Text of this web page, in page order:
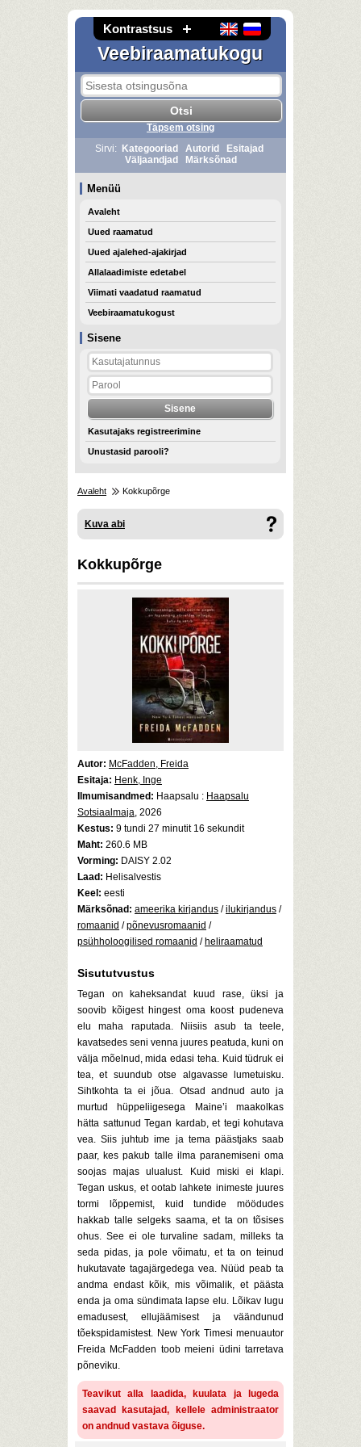
Kontrastsus
Veebiraamatukogu
Sisene
Kasutajaks registreerimine
Unustasid parooli?
Täpsem otsing
Sirvi:
Kategooriad Autorid
Esitajad
Väljaandjad
Märksõnad
Menüü
Avaleht
Uued raamatud
Uued ajalehed-ajakirjad
Allalaadimiste edetabel
Viimati vaadatud raamatud
Veebiraamatukogust
Avaleht Kokkupõrge
Kuva abi
Kokkupõrge
Autor: McFadden, Freida
Esitaja: Henk, Inge
Ilmumisandmed: Haapsalu : Haapsalu
Sotsiaalmaja, 2026
Kestus: 9 tundi 27 minutit 16 sekundit
Maht: 260.6 MB
Vorming: DAISY 2.02
Laad: Helisalvestis
Keel: eesti
Märksõnad: ameerika kirjandus /ilukirjandus /
romaanid /põnevusromaanid /
psühholoogilised romaanid / heliraamatud
Sisututvustus
Tegan on kaheksandat kuud rase, üksi ja
soovib kõigest hingest oma koost pudeneva
elu maha raputada. Niisiis asub ta teele,
kavatsedes seni venna juures peatuda, kuni on
välja mõelnud, mida edasi teha. Kuid tüdruk ei
tea, et suundub otse algavasse lumetuisku.
Sihtkohta ta ei jõua. Otsad andnud auto ja
murtud hüppeliigesega Maine’i maakolkas
hätta sattunud Tegan kardab, et tegi kohutava
vea. Siis juhtub ime ja tema päästjaks saab
paar, kes pakub talle ilma paranemiseni oma
soojas majas ulualust. Kuid miski ei klapi.
Tegan uskus, et ootab lahkete inimeste juures
tormi lõppemist, kuid tundide möödudes
hakkab talle selgeks saama, et ta on tõsises
ohus. See ei ole turvaline sadam, milleks ta
seda pidas, ja pole võimatu, et ta on teinud
hukutavate tagajärgedega vea. Nüüd peab ta
andma endast kõik, mis võimalik, et päästa
enda ja oma sündimata lapse elu. Lõikav lugu
emadusest, ellujäämisest ja väändunud
tõekspidamistest. New York Timesi menuautor
Freida McFadden toob meieni üdini tarretava
põneviku.
Teavikut alla laadida, kuulata ja lugeda
saavad kasutajad, kellele administraator
on andnud vastava õiguse.